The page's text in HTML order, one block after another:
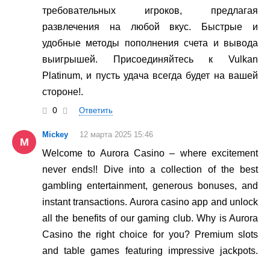
требовательных игроков, предлагая
развлечения на любой вкус. Быстрые и
удобные методы пополнения счета и вывода
выигрышей. Присоединяйтесь к Vulkan
Platinum, и пусть удача всегда будет на вашей
стороне!.
0 Ответить
M
Mickey 12 марта 2025 15:46
Welcome to Aurora Casino – where excitement
never ends!! Dive into a collection of the best
gambling entertainment, generous bonuses, and
instant transactions. Aurora casino app and unlock
all the benefits of our gaming club. Why is Aurora
Casino the right choice for you? Premium slots
and table games featuring impressive jackpots.